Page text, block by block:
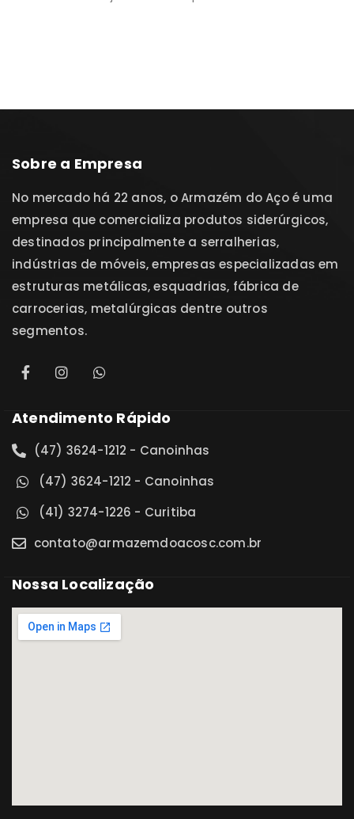
Sobre a Empresa
No mercado há 22 anos, o Armazém do Aço é uma
empresa que comercializa produtos siderúrgicos,
destinados principalmente a serralherias,
indústrias de móveis, empresas especializadas em
estruturas metálicas, esquadrias, fábrica de
carrocerias, metalúrgicas dentre outros
segmentos.
Atendimento Rápido
(47) 3624-1212 - Canoinhas
(47) 3624-1212 - Canoinhas
(41) 3274-1226 - Curitiba
contato@armazemdoacosc.com.br
Nossa Localização